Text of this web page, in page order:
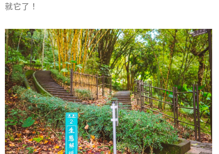
就它了！